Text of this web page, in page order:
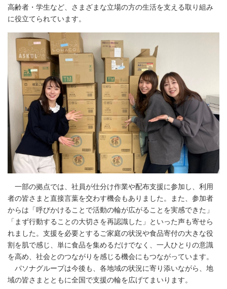
高齢者・学生など、さまざまな立場の方の生活を支える取り組み
に役立てられています。
一部の拠点では、社員が仕分け作業や配布支援に参加し、利用
者の皆さまと直接言葉を交わす機会もありました。また、参加者
からは「呼びかけることで活動の輪が広がることを実感できた」
「まず行動することの大切さを再認識した」といった声も寄せら
れました。支援を必要とするご家庭の状況や食品寄付の大きな役
割を肌で感じ、単に食品を集めるだけでなく、一人ひとりの意識
を高め、社会とのつながりを感じる機会にもつながっています。
パソナグループは今後も、各地域の状況に寄り添いながら、地
域の皆さまとともに全国で支援の輪を広げてまいります。